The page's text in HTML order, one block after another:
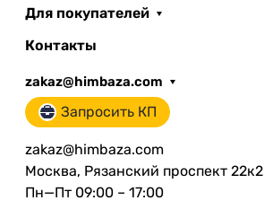
Для покупателей
Контакты
zakaz@himbaza.com
Запросить КП
zakaz@himbaza.com
Москва, Рязанский проспект 22к2
Пн—Пт 09:00 – 17:00